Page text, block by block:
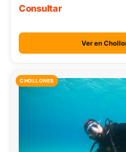
Consultar
Ver en
CHOLLONES